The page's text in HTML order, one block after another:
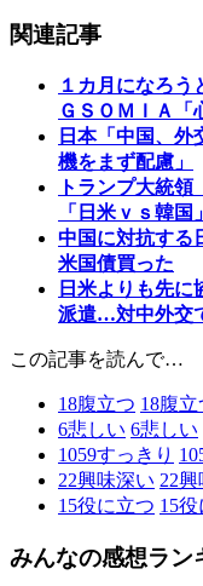
関連記事
１カ月になろ
ＧＳＯＭＩＡ「
日本「中国、
機をまず配慮」
トランプ大統
「日米ｖｓ韓
中国に対抗する
米国債買った
日米よりも先
派遣…対中外交
この記事を読んで…
18腹立つ 18腹立
6悲しい 6悲しい
1059すっきり
22興味深い 22興
15役に立つ 15役
みんなの感想ラン